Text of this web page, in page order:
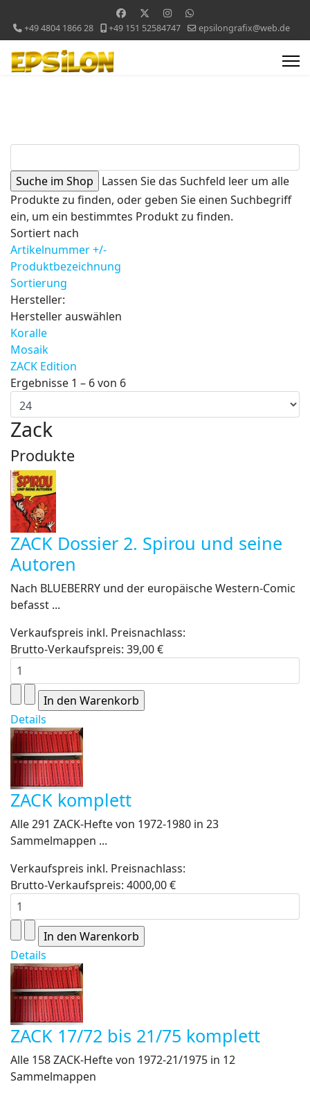
+49 4804 1866 28 +49 151 52584747 epsilongrafix@web.de
Lassen Sie das Suchfeld leer um alle
Produkte zu finden, oder geben Sie einen Suchbegriff
ein, um ein bestimmtes Produkt zu finden.
Sortiert nach
Artikelnummer +/-
Produktbezeichnung
Sortierung
Hersteller:
Hersteller auswählen
Koralle
Mosaik
ZACK Edition
Ergebnisse 1 – 6 von 6
Zack
Produkte
ZACK Dossier 2. Spirou und seine
Autoren
Nach BLUEBERRY und der europäische Western-Comic
befasst ...
Verkaufspreis inkl. Preisnachlass:
Brutto-Verkaufspreis: 39,00 €
Details
ZACK komplett
Alle 291 ZACK-Hefte von 1972-1980 in 23
Sammelmappen ...
Verkaufspreis inkl. Preisnachlass:
Brutto-Verkaufspreis: 4000,00 €
Details
ZACK 17/72 bis 21/75 komplett
Alle 158 ZACK-Hefte von 1972-21/1975 in 12
Sammelmappen